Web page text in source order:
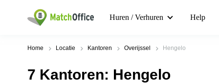
Huren / Verhuren Help
Home Locatie Kantoren Overijssel Hengelo
7 Kantoren: Hengelo